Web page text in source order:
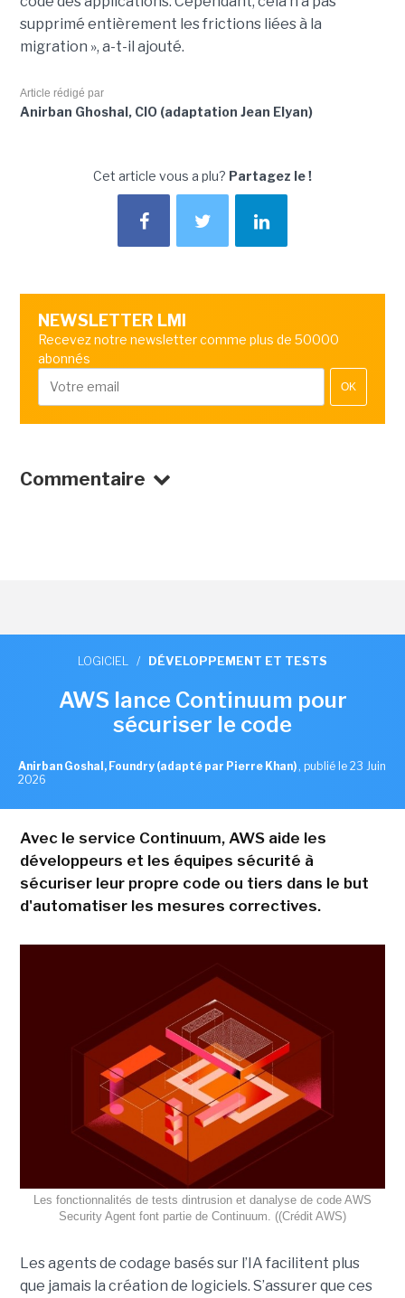
supprimé entièrement les frictions liées à la
migration », a-t-il ajouté.
Article rédigé par
Anirban Ghoshal, CIO (adaptation Jean Elyan)
Cet article vous a plu? Partagez le !
NEWSLETTER LMI
Recevez notre newsletter comme plus de 50000
abonnés
OK
Commentaire
LOGICIEL / DÉVELOPPEMENT ET TESTS
AWS lance Continuum pour
sécuriser le code
Anirban Goshal, Foundry (adapté par Pierre Khan) , publié le 23 Juin
2026
Avec le service Continuum, AWS aide les
développeurs et les équipes sécurité à
sécuriser leur propre code ou tiers dans le but
d'automatiser les mesures correctives.
Les fonctionnalités de tests dintrusion et danalyse de code AWS
Security Agent font partie de Continuum. ((Crédit AWS)
Les agents de codage basés sur l’IA facilitent plus
que jamais la création de logiciels. S’assurer que ces